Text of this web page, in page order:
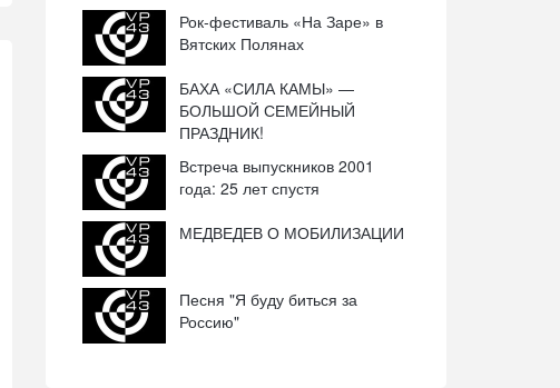
Рок-фестиваль «На Заре» в
Вятских Полянах
БАХА «СИЛА КАМЫ» —
БОЛЬШОЙ СЕМЕЙНЫЙ
ПРАЗДНИК!
Встреча выпускников 2001
года: 25 лет спустя
МЕДВЕДЕВ О МОБИЛИЗАЦИИ
Песня "Я буду биться за
Россию"